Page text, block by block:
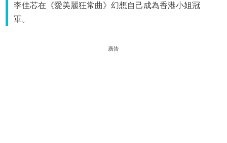
李佳芯在《愛美麗狂常曲》幻想自己成為香港小姐冠
軍。
廣告